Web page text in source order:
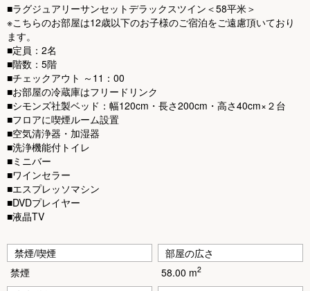
■ラグジュアリーサンセットデラックスツイン＜58平米＞
※こちらのお部屋は12歳以下のお子様のご宿泊をご遠慮頂いており
ます。
■定員：2名
■階数：5階
■チェックアウト ～11：00
■お部屋の冷蔵庫はフリードリンク
■シモンズ社製ベッド：幅120cm・長さ200cm・高さ40cm×２台
■フロアに喫煙ルーム設置
■空気清浄器・加湿器
■洗浄機能付トイレ
■ミニバー
■ワインセラー
■エスプレッソマシン
■DVDプレイヤー
■液晶TV
禁煙/喫煙
禁煙
部屋の広さ
58.00 m2